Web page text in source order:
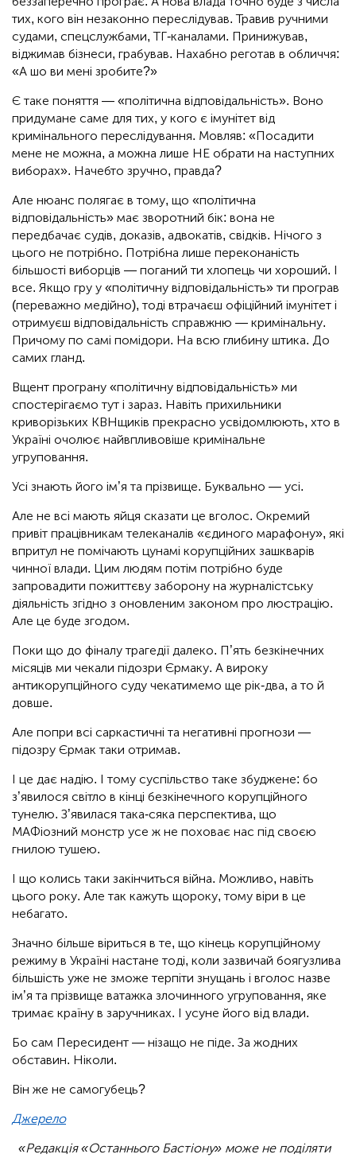
тих, кого він незаконно переслідував. Травив ручними
судами, спецслужбами, ТГ-каналами. Принижував,
віджимав бізнеси, грабував. Нахабно реготав в обличчя:
«А шо ви мені зробите?»
Є таке поняття — «політична відповідальність». Воно
придумане саме для тих, у кого є імунітет від
кримінального переслідування. Мовляв: «Посадити
мене не можна, а можна лише НЕ обрати на наступних
виборах». Начебто зручно, правда?
Але нюанс полягає в тому, що «політична
відповідальність» має зворотний бік: вона не
передбачає судів, доказів, адвокатів, свідків. Нічого з
цього не потрібно. Потрібна лише переконаність
більшості виборців — поганий ти хлопець чи хороший. І
все. Якщо гру у «політичну відповідальність» ти програв
(переважно медійно), тоді втрачаєш офіційний імунітет і
отримуєш відповідальність справжню — кримінальну.
Причому по самі помідори. На всю глибину штика. До
самих гланд.
Вщент програну «політичну відповідальність» ми
спостерігаємо тут і зараз. Навіть прихильники
криворізьких КВНщиків прекрасно усвідомлюють, хто в
Україні очолює найвпливовіше кримінальне
угруповання.
Усі знають його ім’я та прізвище. Буквально — усі.
Але не всі мають яйця сказати це вголос. Окремий
привіт працівникам телеканалів «єдиного марафону», які
впритул не помічають цунамі корупційних зашкварів
чинної влади. Цим людям потім потрібно буде
запровадити пожиттєву заборону на журналістську
діяльність згідно з оновленим законом про люстрацію.
Але це буде згодом.
Поки що до фіналу трагедії далеко. П’ять безкінечних
місяців ми чекали підозри Єрмаку. А вироку
антикорупційного суду чекатимемо ще рік-два, а то й
довше.
Але попри всі саркастичні та негативні прогнози —
підозру Єрмак таки отримав.
І це дає надію. І тому суспільство таке збуджене: бо
з’явилося світло в кінці безкінечного корупційного
тунелю. З’явилася така-сяка перспектива, що
МАФіозний монстр усе ж не поховає нас під своєю
гнилою тушею.
І що колись таки закінчиться війна. Можливо, навіть
цього року. Але так кажуть щороку, тому віри в це
небагато.
Значно більше віриться в те, що кінець корупційному
режиму в Україні настане тоді, коли зазвичай боягузлива
більшість уже не зможе терпіти знущань і вголос назве
ім’я та прізвище ватажка злочинного угруповання, яке
тримає країну в заручниках. І усуне його від влади.
Бо сам Пересидент — нізащо не піде. За жодних
обставин. Ніколи.
Він же не самогубець?
Джерело
«Редакція «Останнього Бастіону» може не поділяти